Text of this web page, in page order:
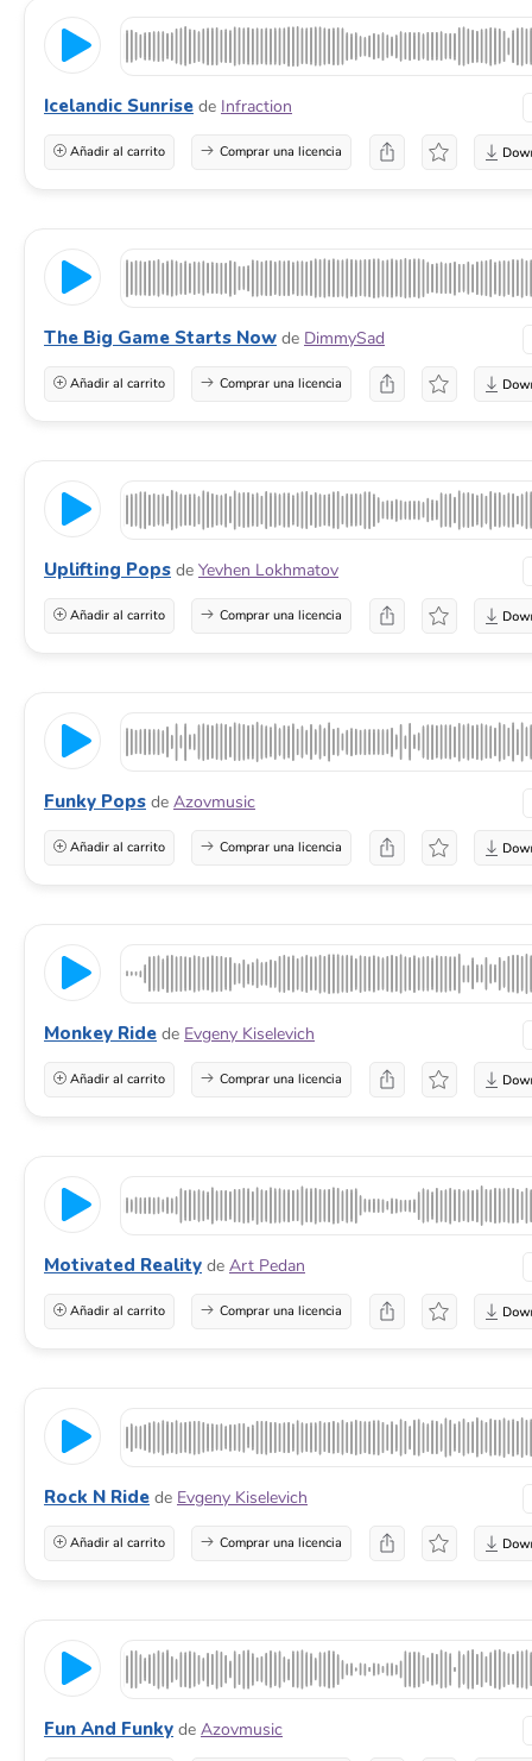
Icelandic Sunrise de Infraction
Añadir al carrito Comprar una licencia
The Big Game Starts Now de DimmySad
Añadir al carrito Comprar una licencia
Uplifting Pops de Yevhen Lokhmatov
Añadir al carrito Comprar una licencia
Funky Pops de Azovmusic
Añadir al carrito Comprar una licencia
Monkey Ride de Evgeny Kiselevich
Añadir al carrito Comprar una licencia
Motivated Reality de Art Pedan
Añadir al carrito Comprar una licencia
Rock N Ride de Evgeny Kiselevich
Añadir al carrito Comprar una licencia
Fun And Funky de Azovmusic